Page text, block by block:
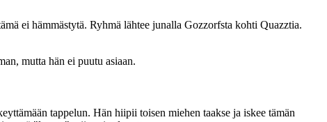
ei hämmästytä. Ryhmä lähtee junalla Gozzorfsta kohti Quazztia.
mutta hän ei puutu asiaan.
tappelun. Hän hiipii toisen miehen taakse ja iskee tämän